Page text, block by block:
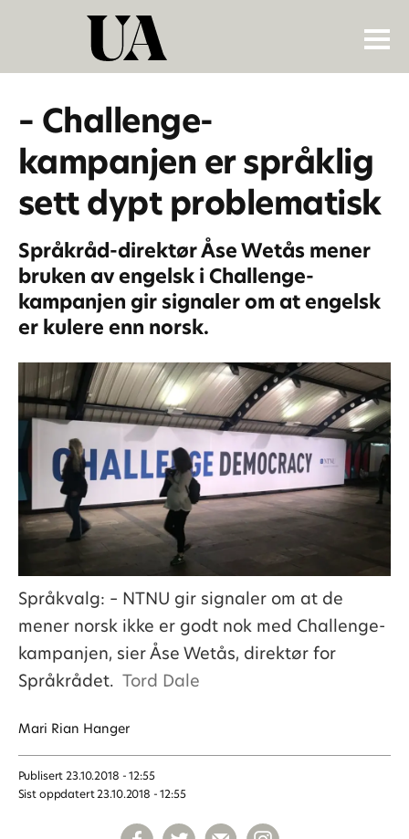
– Challenge-
kampanjen er språklig
sett dypt problematisk
Språkråd-direktør Åse Wetås mener
bruken av engelsk i Challenge-
kampanjen gir signaler om at engelsk
er kulere enn norsk.
Språkvalg: – NTNU gir signaler om at de
mener norsk ikke er godt nok med Challenge-
kampanjen, sier Åse Wetås, direktør for
Språkrådet. Tord Dale
Mari Rian Hanger
Publisert 23.10.2018 - 12:55
Sist oppdatert 23.10.2018 - 12:55